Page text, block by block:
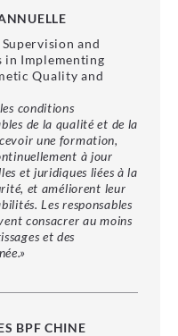
and
Implementing
Quality and
conditions
de la qualité et de la
une formation,
à jour
et juridiques liées à la
et améliorent leur
Les responsables
consacrer au moins
et des
BPF CHINE